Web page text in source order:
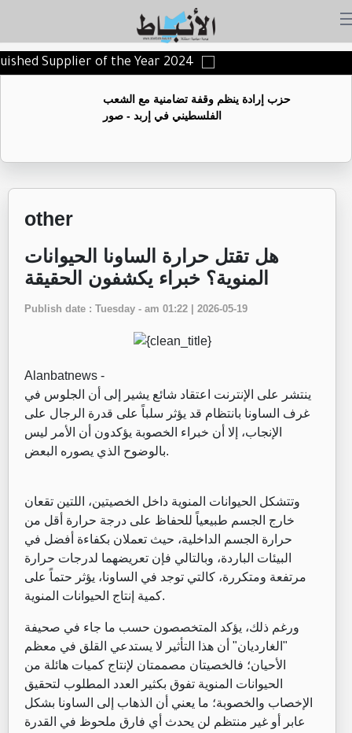
Supplier of the Year 2024
حزب إرادة ينظم وقفة تضامنية مع الشعب
الفلسطيني في إربد - صور
other
هل تقتل حرارة الساونا الحيوانات
المنوية؟ خبراء يكشفون الحقيقة
Publish date : Tuesday - am 01:22 | 2026-05-19
Alanbatnews -
ينتشر على الإنترنت اعتقاد شائع يشير إلى أن الجلوس في
غرف الساونا بانتظام قد يؤثر سلباً على قدرة الرجال على
الإنجاب، إلا أن خبراء الخصوبة يؤكدون أن الأمر ليس
بالوضوح الذي يصوره البعض.
وتتشكل الحيوانات المنوية داخل الخصيتين، اللتين تقعان
خارج الجسم طبيعياً للحفاظ على درجة حرارة أقل من
حرارة الجسم الداخلية، حيث تعملان بكفاءة أفضل في
البيئات الباردة، وبالتالي فإن تعريضهما لدرجات حرارة
مرتفعة ومتكررة، كالتي توجد في الساونا، يؤثر حتماً على
كمية إنتاج الحيوانات المنوية.
ورغم ذلك، يؤكد المتخصصون حسب ما جاء في صحيفة
"الغارديان" أن هذا التأثير لا يستدعي القلق في معظم
الأحيان؛ فالخصيتان مصممتان لإنتاج كميات هائلة من
الحيوانات المنوية تفوق بكثير العدد المطلوب لتحقيق
الإخصاب والخصوبة؛ ما يعني أن الذهاب إلى الساونا بشكل
عابر أو غير منتظم لن يحدث أي فارق ملحوظ في القدرة